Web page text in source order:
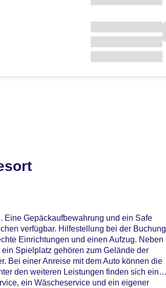
Eine Gepäckaufbewahrung und ein Safe
verfügbar. Hilfestellung bei der Buchung
Einrichtungen und einen Aufzug. Neben
Spielplatz gehören zum Gelände der
Bei einer Anreise mit dem Auto können die
den weiteren Leistungen finden sich ein
ein Wäscheservice und ein eigener